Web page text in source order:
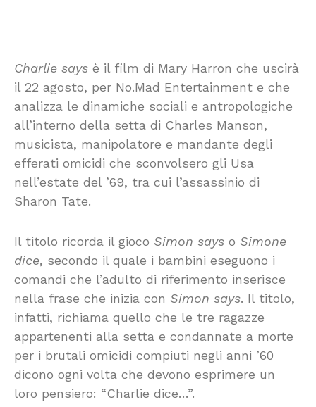
Charlie says è il film di Mary Harron che uscirà
il 22 agosto, per No.Mad Entertainment e che
analizza le dinamiche sociali e antropologiche
all’interno della setta di Charles Manson,
musicista, manipolatore e mandante degli
efferati omicidi che sconvolsero gli Usa
nell’estate del ’69, tra cui l’assassinio di
Sharon Tate.
Il titolo ricorda il gioco Simon says o Simone
dice, secondo il quale i bambini eseguono i
comandi che l’adulto di riferimento inserisce
nella frase che inizia con Simon says. Il titolo,
infatti, richiama quello che le tre ragazze
appartenenti alla setta e condannate a morte
per i brutali omicidi compiuti negli anni ’60
dicono ogni volta che devono esprimere un
loro pensiero: “Charlie dice…”.